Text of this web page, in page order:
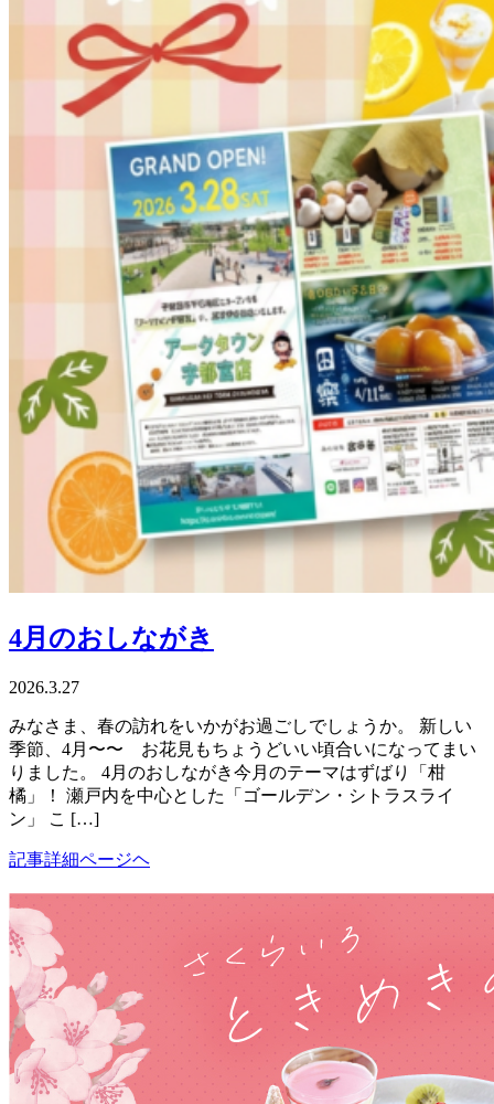
4月のおしながき
2026.3.27
みなさま、春の訪れをいかがお過ごしでしょうか。 新しい
季節、4月〜〜 お花見もちょうどいい頃合いになってまい
りました。 4月のおしながき今月のテーマはずばり「柑
橘」！ 瀬戸内を中心とした「ゴールデン・シトラスライ
ン」 こ […]
記事詳細ページヘ